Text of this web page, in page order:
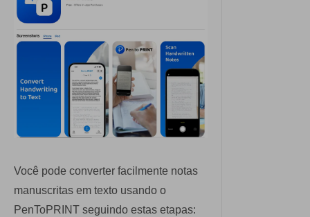
Você pode converter facilmente notas
manuscritas em texto usando o
PenToPRINT seguindo estas etapas: